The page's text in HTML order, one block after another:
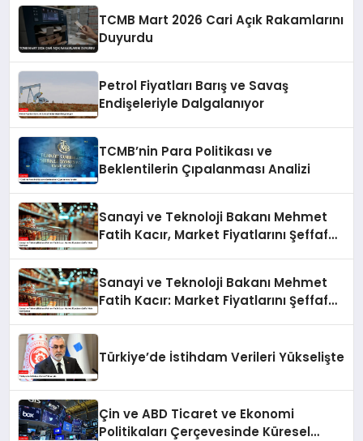
TCMB Mart 2026 Cari Açık Rakamlarını
Duyurdu
Petrol Fiyatları Barış ve Savaş
Endişeleriyle Dalgalanıyor
TCMB’nin Para Politikası ve
Beklentilerin Çıpalanması Analizi
Sanayi ve Teknoloji Bakanı Mehmet
Fatih Kacır, Market Fiyatlarını Şeffaf
Sanayi ve Teknoloji Bakanı Mehmet
Fatih Kacır: Market Fiyatlarını Şeffaf
Türkiye’de İstihdam Verileri Yükselişte
Çin ve ABD Ticaret ve Ekonomi
Politikaları Çerçevesinde Küresel